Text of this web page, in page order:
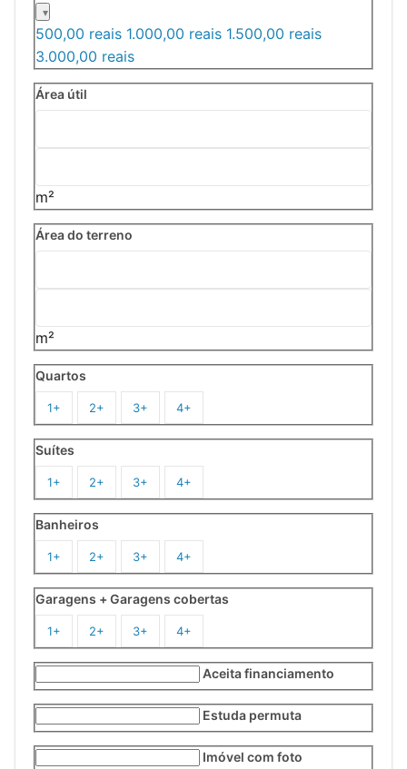
500,00 reais 1.000,00 reais 1.500,00 reais
3.000,00 reais
Área útil
m²
Área do terreno
m²
Quartos
1+ 2+ 3+ 4+
Suítes
1+ 2+ 3+ 4+
Banheiros
1+ 2+ 3+ 4+
Garagens + Garagens cobertas
1+ 2+ 3+ 4+
Aceita financiamento
Estuda permuta
Imóvel com foto